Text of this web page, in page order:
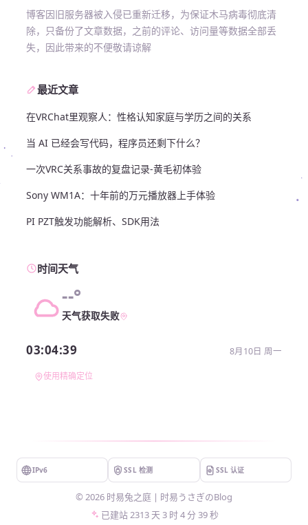
博客因旧服务器被入侵已重新迁移，为保证木马病毒彻底清
除，只备份了文章数据，之前的评论、访问量等数据全部丢
失，因此带来的不便敬请谅解
最近文章
在VRChat里观察人：性格认知家庭与学历之间的关系
当 AI 已经会写代码，程序员还剩下什么？
一次VRC关系事故的复盘记录-黄毛初体验
Sony WM1A：十年前的万元播放器上手体验
PI PZT触发功能解析、SDK用法
时间天气
--°
天气获取失败
03:04:40 8月10日 周一
使用精确定位
IPv6 SSL 检测 SSL 认证
© 2026 时易兔之庭 | 时易うさぎのBlog
已建站2313 天 3 时 4 分 40 秒